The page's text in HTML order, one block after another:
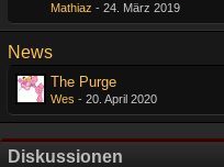
Mathiaz - 24. März 2019
News
The Purge
Wes - 20. April 2020
Diskussionen